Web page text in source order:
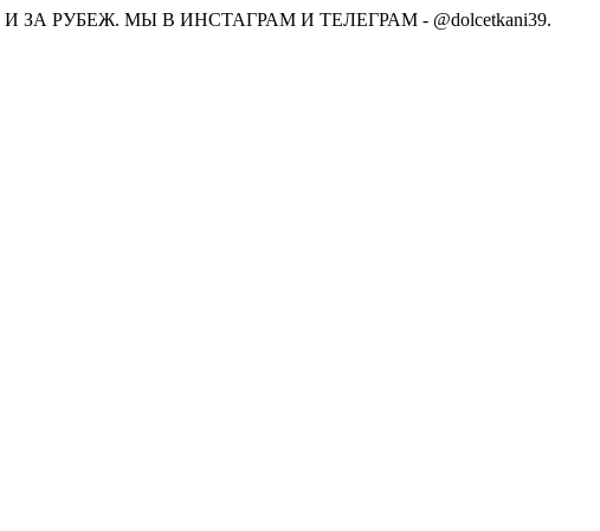
РУБЕЖ. МЫ В ИНСТАГРАМ И ТЕЛЕГРАМ - @dolcetkani39.